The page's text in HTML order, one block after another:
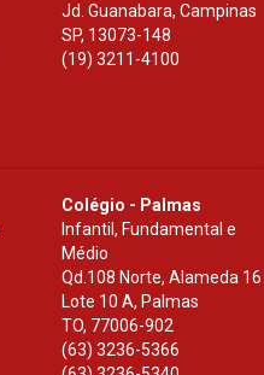
Jd. Guanabara, Campinas
SP, 13073-148
(19) 3211-4100
Colégio - Palmas
Infantil, Fundamental e
Médio
Qd.108 Norte, Alameda 16
Lote 10 A, Palmas
TO, 77006-902
(63) 3236-5366